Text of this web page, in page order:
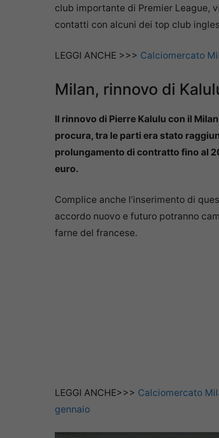
club importante di Premier League,
contatti con alcuni dei top club
LEGGI ANCHE >>> Calciomercato
Milan, rinnovo di
Il rinnovo di Pierre Kalulu con il
procura, tra le parti era stato
prolungamento di contratto fino al
euro.
Complice anche l’inserimento di
accordo nuovo e futuro potranno
farne del francese.
LEGGI ANCHE>>> Calciomercato
gennaio